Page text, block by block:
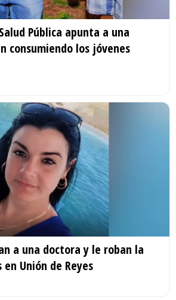
Pública apunta a una
consumiendo los jóvenes
a una doctora y le roban la
Unión de Reyes